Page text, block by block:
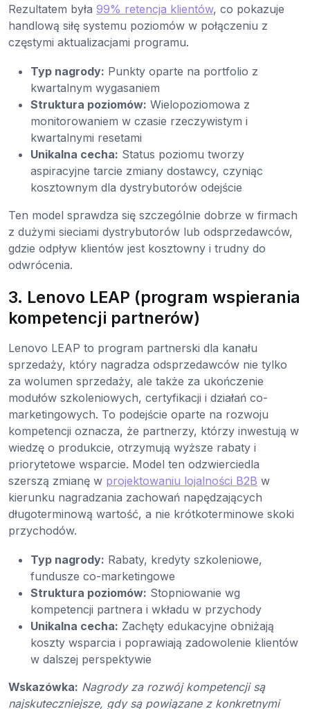
Rezultatem była 99% retencja klientów, co pokazuje
handlową siłę systemu poziomów w połączeniu z
częstymi aktualizacjami programu.
Typ nagrody: Punkty oparte na portfolio z
kwartalnym wygasaniem
Struktura poziomów: Wielopoziomowa z
monitorowaniem w czasie rzeczywistym i
kwartalnymi resetami
Unikalna cecha: Status poziomu tworzy
aspiracyjne tarcie zmiany dostawcy, czyniąc
kosztownym dla dystrybutorów odejście
Ten model sprawdza się szczególnie dobrze w firmach
z dużymi sieciami dystrybutorów lub odsprzedawców,
gdzie odpływ klientów jest kosztowny i trudny do
odwrócenia.
3. Lenovo LEAP (program wspierania
kompetencji partnerów)
Lenovo LEAP to program partnerski dla kanału
sprzedaży, który nagradza odsprzedawców nie tylko
za wolumen sprzedaży, ale także za ukończenie
modułów szkoleniowych, certyfikacji i działań co-
marketingowych. To podejście oparte na rozwoju
kompetencji oznacza, że partnerzy, którzy inwestują w
wiedzę o produkcie, otrzymują wyższe rabaty i
priorytetowe wsparcie. Model ten odzwierciedla
szerszą zmianę w projektowaniu lojalności B2B w
kierunku nagradzania zachowań napędzających
długoterminową wartość, a nie krótkoterminowe skoki
przychodów.
Typ nagrody: Rabaty, kredyty szkoleniowe,
fundusze co-marketingowe
Struktura poziomów: Stopniowanie wg
kompetencji partnera i wkładu w przychody
Unikalna cecha: Zachęty edukacyjne obniżają
koszty wsparcia i poprawiają zadowolenie klientów
w dalszej perspektywie
Wskazówka: Nagrody za rozwój kompetencji są
najskuteczniejsze, gdy są powiązane z konkretnymi